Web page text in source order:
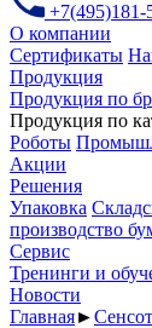
+7(495)181-
О компании
Сертификаты
Продукция
Продукция по
Продукция по
Роботы
Акции
Решения
Упаковка
производство
Сервис
Тренинги и
Новости
Главная►